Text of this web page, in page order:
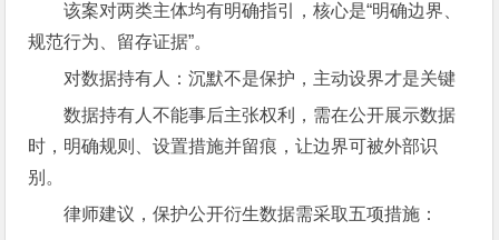
该案对两类主体均有明确指引，核心是“明确边界、
规范行为、留存证据”。
对数据持有人：沉默不是保护，主动设界才是关键
数据持有人不能事后主张权利，需在公开展示数据
时，明确规则、设置措施并留痕，让边界可被外部识
别。
律师建议，保护公开衍生数据需采取五项措施：